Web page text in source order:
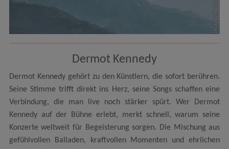
Photo by Nikolai
Dermot Kennedy
Dermot Kennedy gehört zu den Künstlern, die sofort berühren.
Seine Stimme trifft direkt ins Herz, seine Songs schaffen eine
Verbindung, die man live noch stärker spürt. Wer Dermot
Kennedy auf der Bühne erlebt, merkt schnell, warum seine
Konzerte weltweit für Begeisterung sorgen. Die Mischung aus
gefühlvollen Balladen, kraftvollen Momenten und ehrlichen